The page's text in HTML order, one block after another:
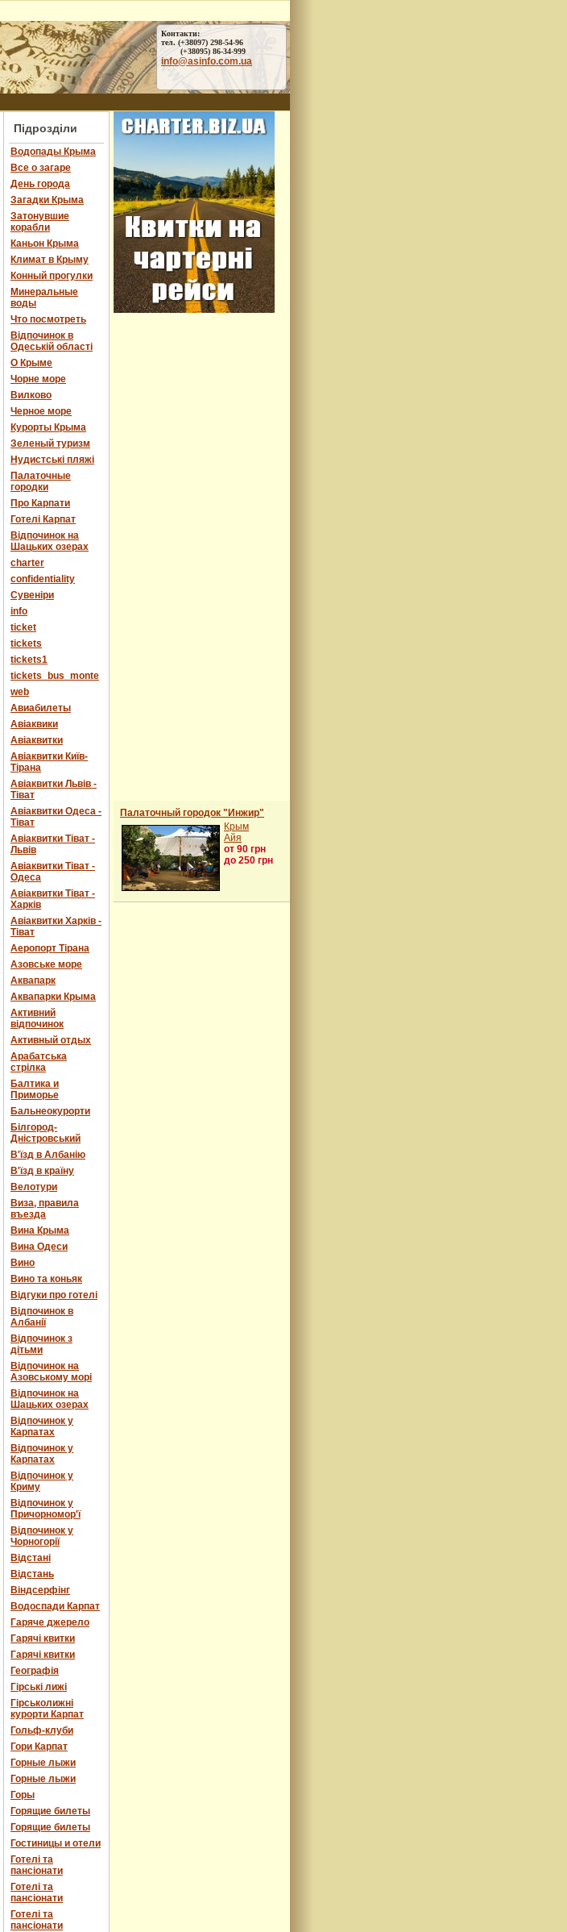
Контакти:
тел. (+38097) 298-54-96
(+38095) 86-34-999
info@asinfo.com.ua
Підрозділи
Водопады Крыма
Все о загаре
День города
Загадки Крыма
Затонувшие
корабли
Каньон Крыма
Климат в Крыму
Конный прогулки
Минеральные
воды
Что посмотреть
Відпочинок в
Одеській області
О Крыме
Чорне море
Вилково
Черное море
Курорты Крыма
Зеленый туризм
Нудистські пляжі
Палаточные
городки
Про Карпати
Готелі Карпат
Відпочинок на
Шацьких озерах
charter
confidentiality
Cувеніри
info
ticket
tickets
tickets1
tickets_bus_monte
web
Авиабилеты
Авіаквики
Авіаквитки
Авіаквитки Київ-
Тірана
Авіаквитки Львів -
Тіват
Авіаквитки Одеса -
Тіват
Авіаквитки Тіват -
Львів
Авіаквитки Тіват -
Одеса
Авіаквитки Тіват -
Харків
Авіаквитки Харків -
Тіват
Аеропорт Тірана
Азовське море
Аквапарк
Аквапарки Крыма
Активний
відпочинок
Активный отдых
Арабатська
стрілка
Балтика и
Приморье
Бальнеокурорти
Білгород-
Дністровський
В'їзд в Албанію
В'їзд в країну
Велотури
Виза, правила
въезда
Вина Крыма
Вина Одеси
Вино
Вино та коньяк
Відгуки про готелі
Відпочинок в
Албанії
Відпочинок з
дітьми
Відпочинок на
Азовському морі
Відпочинок на
Шацьких озерах
Відпочинок у
Карпатах
Відпочинок у
Карпатах
Відпочинок у
Криму
Відпочинок у
Причорномор'ї
Відпочинок у
Чорногорії
Відстані
Відстань
Віндсерфінг
Водоспади Карпат
Гаряче джерело
Гарячі квитки
Гарячі квитки
Географія
Гірські лижі
Гірськолижні
курорти Карпат
Гольф-клуби
Гори Карпат
Горные лыжи
Горные лыжи
Горы
Горящие билеты
Горящие билеты
Гостиницы и отели
Готелі та
пансіонати
Готелі та
пансіонати
Готелі та
пансіонати
Палаточный городок "Инжир"
Крым
Айя
от 90 грн
до 250 грн